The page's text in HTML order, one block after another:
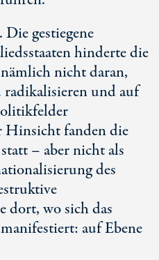
gestiegene
hinderte die
nicht daran,
und auf
Hinsicht fanden die
– aber nicht als
des
dort, wo sich das
auf Ebene